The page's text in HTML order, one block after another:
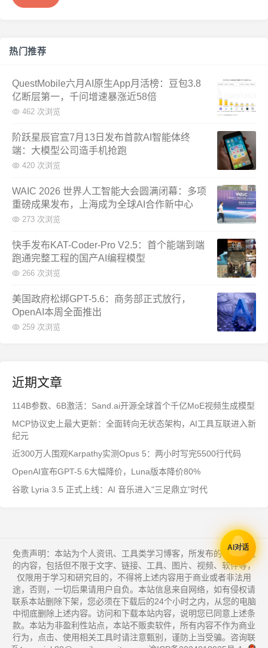
热门推荐
QuestMobile六月AI原生App月活榜：豆包3.8
亿断层第一，千问增速暴涨近58倍
462 次浏览
阶跃星辰官宣7月13日发布首款AI智能体终
端：大模型公司造手机抢跑
420 次浏览
WAIC 2026 世界人工智能大会圆满闭幕：多项
重磅成果发布，上海成为全球AI合作新中心
273 次浏览
快手发布KAT-Coder-Pro V2.5：首个能端到端
跑通完整工程的国产AI编程模型
266 次浏览
美国政府松绑GPT-5.6：商务部正式放行，
OpenAI本周全面推出
259 次浏览
近期文章
114B参数、6B激活：Sand.ai开源全球首个千亿MoE视频生成模型
MCP协议史上最大更新：全面转向无状态架构，AI工具互联进入新
纪元
近300万人围观Karpathy实测Opus 5：两小时写完5500行代码
OpenAI宣布GPT-5.6大幅降价，Luna版本降价80%
谷歌 Lyria 3.5 正式上线：AI 音乐进入"三足鼎立"时代
免责声明：本站为个人资讯、工具类学习博客，所发布的一切形式
的内容，包括但不限于文字、链接、工具、图片、视频、软件等，
仅限用于学习和研究目的，不得将上述内容用于商业或者非法用
途，否则，一切后果请用户自负。本站信息来自网络，如有侵权请
联系本站删除下架，您必须在下载后的24个小时之内，从您的电脑
中彻底删除上述内容。访问和下载本站内容，说明您已同意上述条
款。本站为非盈利性站点，本站不贩卖软件，所有内容不作为商业
行为，点击、使用相关工具时请注意甄别，谨防上当受骗。咨询联
AI对话